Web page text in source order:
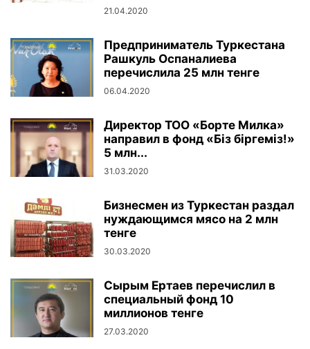
21.04.2020
Предприниматель Туркестана
Рашкуль Оспаналиева
перечислила 25 млн тенге
06.04.2020
Директор ТОО «Борте Милка»
направил в фонд «Біз біргеміз!»​
5 млн...
31.03.2020
Бизнесмен из Туркестан раздал
нуждающимся мясо на 2 млн
тенге
30.03.2020
Сырым Ертаев перечислил в
специальный фонд​ 10
миллионов тенге
27.03.2020